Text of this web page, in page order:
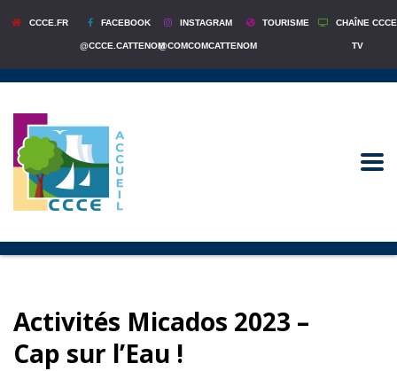
CCCE.FR FACEBOOK
@CCCE.CATTENOM
INSTAGRAM
@COMCOMCATTENOM
TOURISME CHAÎNE CCCE
TV
Activités Micados 2023 –
Cap sur l’Eau !